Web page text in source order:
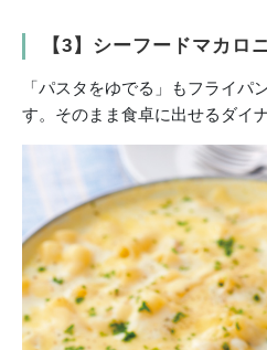
【3】シーフードマカロ
「パスタをゆでる」もフライパ
す。そのまま食卓に出せるダイ